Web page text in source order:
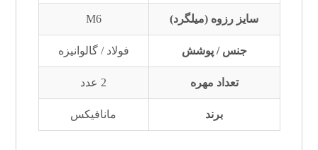
سایز رزوه (میلگرد) M6
جنس / پوشش فولاد / گالوانیزه
تعداد مهره 2 عدد
برند مانافیکس